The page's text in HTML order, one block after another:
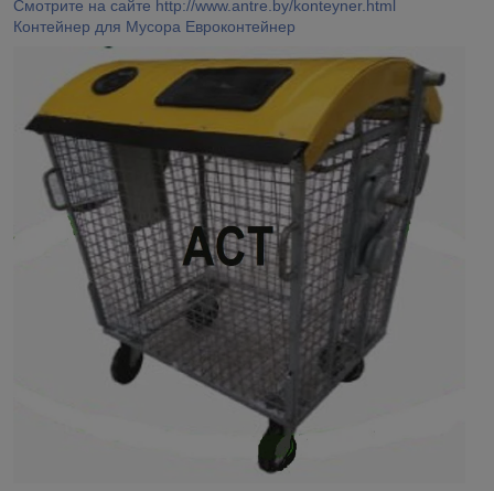
Смотрите на сайте http://www.antre.by/konteyner.html
Контейнер для Мусора Евроконтейнер